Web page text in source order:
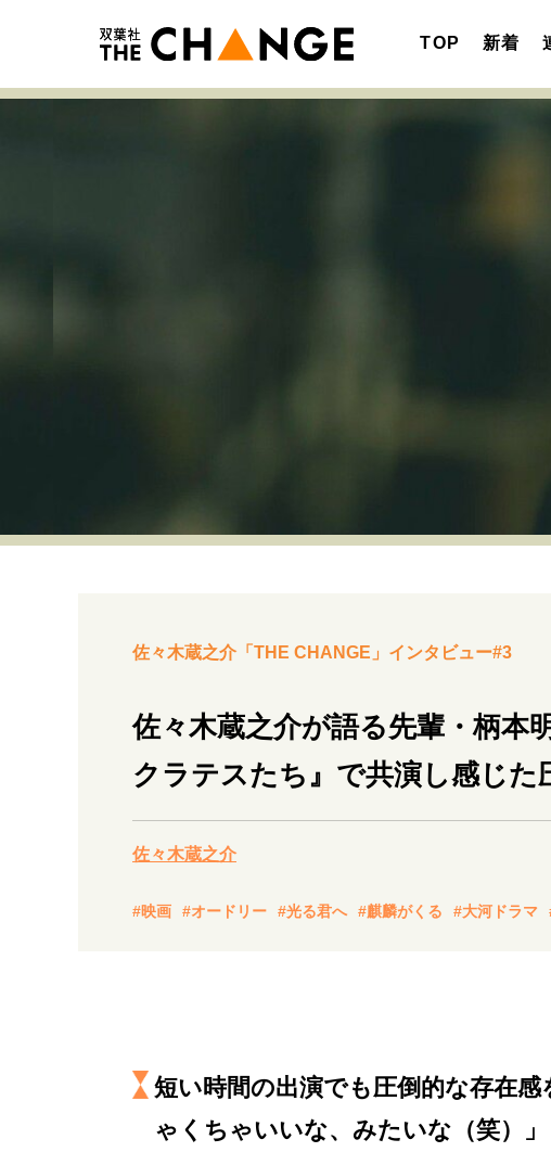
TOP 新着
40代からの
社会・カルチャー・マネー 地域とつな
佐々木蔵之介「THE CHANGE」インタビュー#3
佐々木蔵之介が語る先輩・柄
クラテスたち』で共演し感じた
佐々木蔵之介
#映画 #オードリー #光る君へ #麒麟がくる #大河ドラマ
短い時間の出演でも圧倒的な存在
ゃくちゃいいな、みたいな（笑）」